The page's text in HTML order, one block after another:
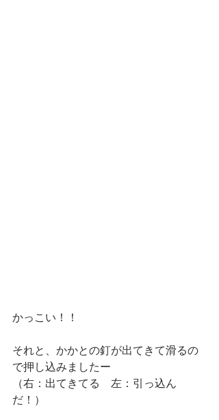
かっこい！！
それと、かかとの釘が出てきて滑るの
で押し込みましたー
（右：出てきてる　左：引っ込ん
だ！）